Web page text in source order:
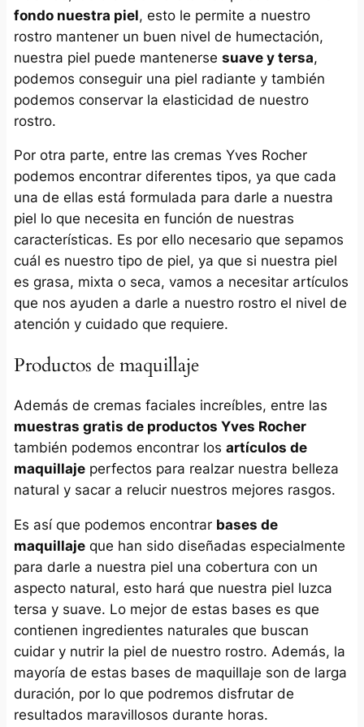
fondo nuestra piel, esto le permite a nuestro
rostro mantener un buen nivel de humectación,
nuestra piel puede mantenerse suave y tersa,
podemos conseguir una piel radiante y también
podemos conservar la elasticidad de nuestro
rostro.
Por otra parte, entre las cremas Yves Rocher
podemos encontrar diferentes tipos, ya que cada
una de ellas está formulada para darle a nuestra
piel lo que necesita en función de nuestras
características. Es por ello necesario que sepamos
cuál es nuestro tipo de piel, ya que si nuestra piel
es grasa, mixta o seca, vamos a necesitar artículos
que nos ayuden a darle a nuestro rostro el nivel de
atención y cuidado que requiere.
Productos de maquillaje
Además de cremas faciales increíbles, entre las
muestras gratis de productos Yves Rocher
también podemos encontrar los artículos de
maquillajeperfectos para realzar nuestra belleza
natural y sacar a relucir nuestros mejores rasgos.
Es así que podemos encontrar bases de
maquillajeque han sido diseñadas especialmente
para darle a nuestra piel una cobertura con un
aspecto natural, esto hará que nuestra piel luzca
tersa y suave. Lo mejor de estas bases es que
contienen ingredientes naturales que buscan
cuidar y nutrir la piel de nuestro rostro. Además, la
mayoría de estas bases de maquillaje son de larga
duración, por lo que podremos disfrutar de
resultados maravillosos durante horas.